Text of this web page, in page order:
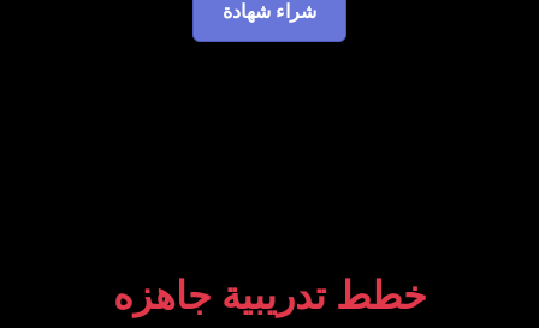
شراء شهادة
خطط تدريبية جاهزه